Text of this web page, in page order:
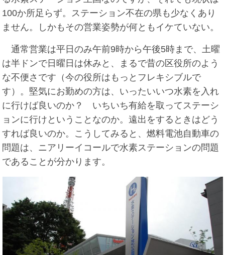
100か所足らず。ステーション不在の県も少なくあり
ません。しかもその営業姿勢が何ともイケていない。
通常営業は平日のみ午前9時から午後5時まで、土曜
は半ドンで日曜日は休みと、まるで昔の区役所のよう
な不便さです（今の役所はもっとフレキシブルで
す）。堅気にお勤めの方は、いったいいつ水素を入れ
に行けば良いのか？ いちいち有給を取ってステーシ
ョンに行けということなのか。遠出をするときはどう
すれば良いのか。こうしてみると、燃料電池自動車の
問題は、ニアリーイコールで水素ステーションの問題
であることが分かります。